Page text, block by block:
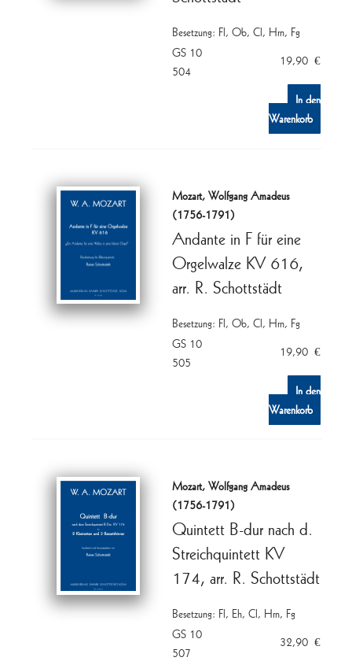
Besetzung: Fl, Ob, Cl, Hrn, Fg
GS 10
504
19,90 €
In den
Warenkorb
Mozart, Wolfgang Amadeus
(1756-1791)
Andante in F für eine
Orgelwalze KV 616,
arr. R. Schottstädt
Besetzung: Fl, Ob, Cl, Hrn, Fg
GS 10
505
19,90 €
In den
Warenkorb
Mozart, Wolfgang Amadeus
(1756-1791)
Quintett B-dur nach d.
Streichquintett KV
174, arr. R. Schottstädt
Besetzung: Fl, Eh, Cl, Hrn, Fg
GS 10
507
32,90 €